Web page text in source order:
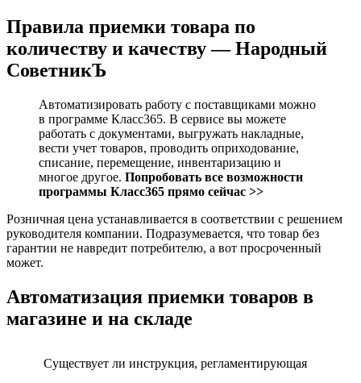
Правила приемки товара по
количеству и качеству — Народный
СоветникЪ
Автоматизировать работу с поставщиками можно
в программе Класс365. В сервисе вы можете
работать с документами, выгружать накладные,
вести учет товаров, проводить оприходование,
списание, перемещение, инвентаризацию и
многое другое. Попробовать все возможности
программы Класс365 прямо сейчас >>
Розничная цена устанавливается в соответствии с решением
руководителя компании. Подразумевается, что товар без
гарантии не навредит потребителю, а вот просроченный
может.
Автоматизация приемки товаров в
магазине и на складе
Существует ли инструкция, регламентирующая